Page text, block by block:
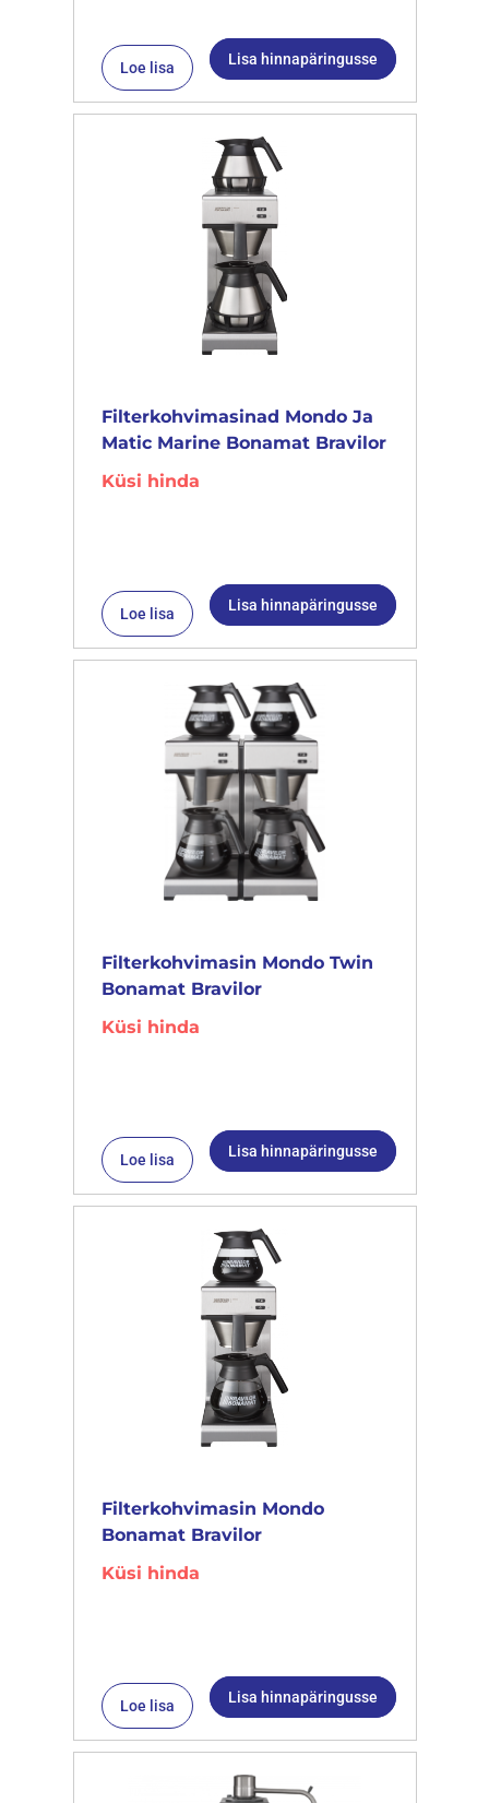
Loe lisa Lisa hinnapäringusse
Filterkohvimasinad Mondo Ja
Matic Marine Bonamat Bravilor
Küsi hinda
Loe lisa Lisa hinnapäringusse
Filterkohvimasin Mondo Twin
Bonamat Bravilor
Küsi hinda
Loe lisa Lisa hinnapäringusse
Filterkohvimasin Mondo
Bonamat Bravilor
Küsi hinda
Loe lisa Lisa hinnapäringusse